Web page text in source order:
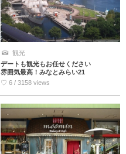
観光
デートも観光もお任せください
雰囲気最高！みなとみらい21
♡ 6 / 3158 views